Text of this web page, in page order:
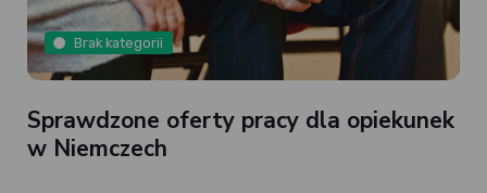
Brak kategorii
Sprawdzone oferty pracy dla opiekunek
w Niemczech